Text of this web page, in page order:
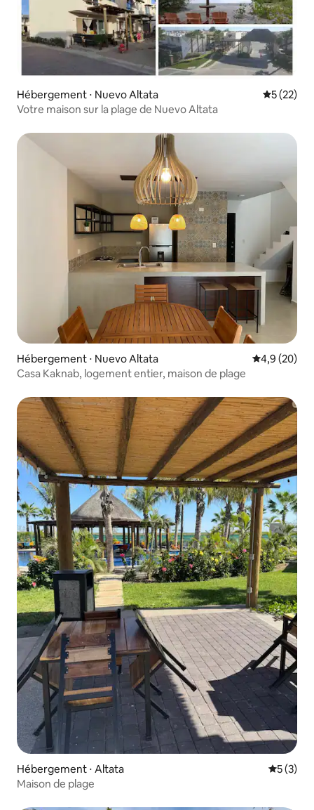
Hébergement ⋅ Nuevo Altata
5 (22)
Votre maison sur la plage de Nuevo Altata
Hébergement ⋅ Nuevo Altata Évaluation
4,9 (20)
Casa Kaknab, logement entier, maison de plage
Hébergement ⋅ Altata
5 (3)
Maison de plage